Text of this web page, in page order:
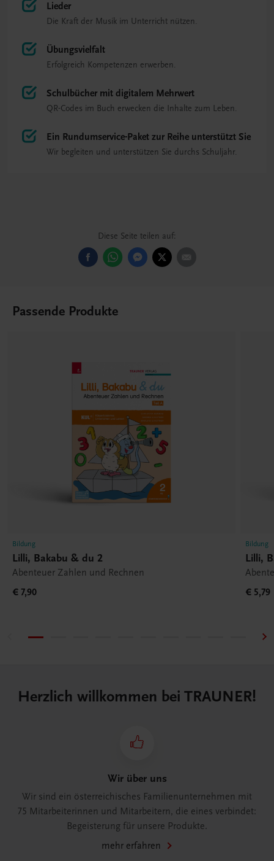
Lieder
Die Kraft der Musik im Unterricht nützen.
Übungsvielfalt
Erfolgreich Kompetenzen erwerben.
Schulbücher mit digitalem Mehrwert
QR-Codes im Buch erwecken die Inhalte zum Leben.
Ein Rundumservice-Paket zur Reihe unterstützt Sie
Wir begleiten und unterstützen Sie durchs Schuljahr.
Diese Seite teilen auf:
Passende Produkte
Bildung
Lilli, Bakabu & du 2
Abenteuer Zahlen und Rechnen
€ 7,90
Bildung
Lilli,
€ 5,79
Herzlich willkommen bei TRAUNER!
Wir über uns
Wir sind ein österreichisches Familienunternehmen mit
75 Mitarbeiterinnen und Mitarbeitern, die eines verbindet:
Begeisterung für unsere Produkte.
mehr erfahren